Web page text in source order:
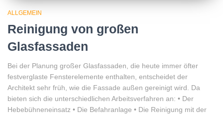
ALLGEMEIN
Reinigung von großen
Glasfassaden
Bei der Planung großer Glasfassaden, die heute immer öfter
festverglaste Fensterelemente enthalten, entscheidet der
Architekt sehr früh, wie die Fassade außen gereinigt wird. Da
bieten sich die unterschiedlichen Arbeitsverfahren an: • Der
Hebebühneneinsatz • Die Befahranlage • Die Reinigung mit der